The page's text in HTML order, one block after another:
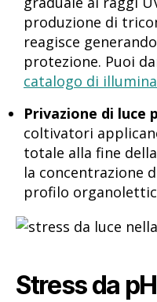
produzione di
reagisce
protezione. Puoi
catalogo di
Privazione di luce
coltivatori
totale alla fine
la concentrazione
profilo
Stress da pH